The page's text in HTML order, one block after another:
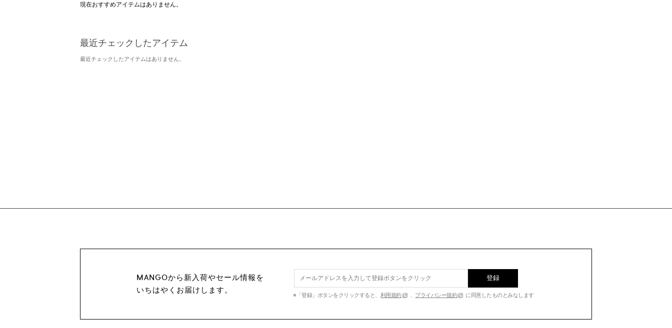
現在おすすめアイテムはありません。
最近チェックしたアイテム
最近チェックしたアイテムはありません。
MANGOから新入荷やセール情報を
いちはやくお届けします。
登録
※「登録」ボタンをクリックすると、 利用規約 、 プライバシー規約 に同意したものとみなします